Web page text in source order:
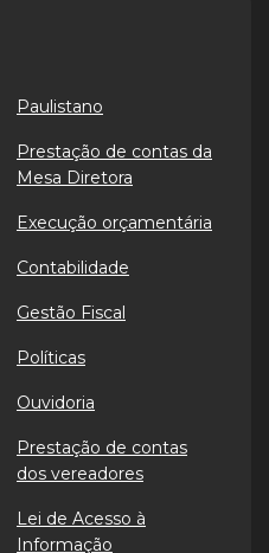
Paulistano
Prestação de contas da
Mesa Diretora
Execução orçamentária
Contabilidade
Gestão Fiscal
Políticas
Ouvidoria
Prestação de contas
dos vereadores
Lei de Acesso à
Informação